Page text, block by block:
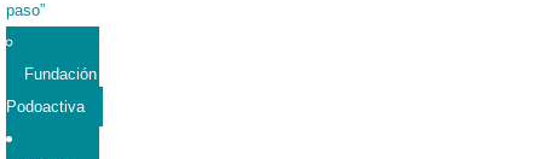
paso”
Fundación
Podoactiva